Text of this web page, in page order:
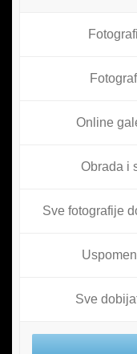
Online
Obrada i
Sve fotografije
Sve